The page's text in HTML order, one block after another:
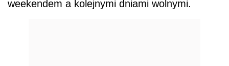
weekendem a kolejnymi dniami wolnymi.